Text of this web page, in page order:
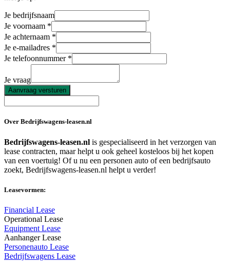
Je bedrijfsnaam
Je voornaam
Je achternaam
Je e-mailadres
Je telefoonnummer
Je vraag
Aanvraag versturen
Over Bedrijfswagens-leasen.nl
Bedrijfswagens-leasen.nl is gespecialiseerd in het verzorgen van
lease contracten, maar helpt u ook geheel kosteloos bij het kopen
van een voertuig! Of u nu een personen auto of een bedrijfsauto
zoekt, Bedrijfswagens-leasen.nl helpt u verder!
Leasevormen:
Financial Lease
Operational Lease
Equipment Lease
Aanhanger Lease
Personenauto Lease
Bedrijfswagens Lease